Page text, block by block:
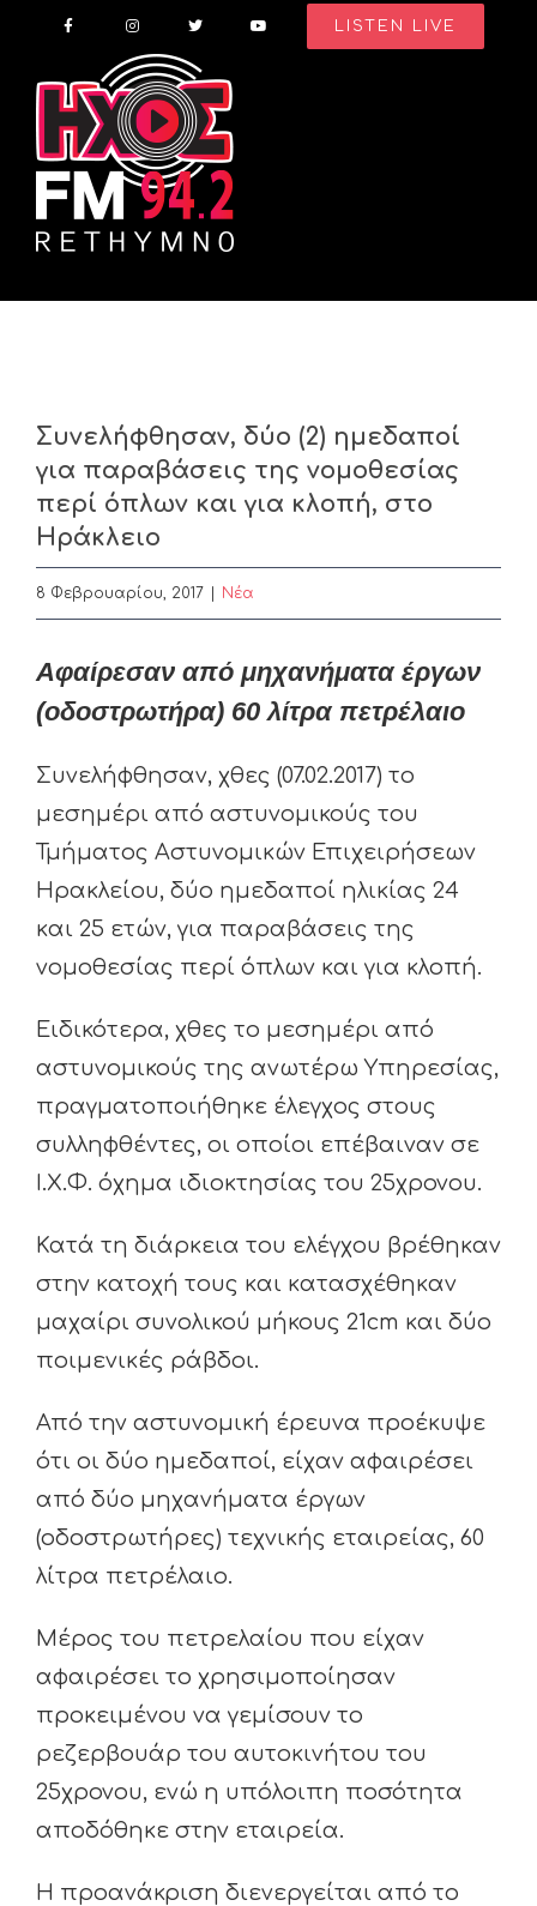
content
LISTEN LIVE
Συνελήφθησαν, δύο (2) ημεδαποί
για παραβάσεις της νομοθεσίας
περί όπλων και για κλοπή, στo
Ηράκλειο
8 Φεβρουαρίου, 2017 Nέα
Αφαίρεσαν από μηχανήματα έργων
(οδοστρωτήρα) 60 λίτρα πετρέλαιο
Συνελήφθησαν, χθες (07.02.2017) το
μεσημέρι από αστυνομικούς του
Τμήματος Αστυνομικών Επιχειρήσεων
Ηρακλείου, δύο ημεδαποί ηλικίας 24
και 25 ετών, για παραβάσεις της
νομοθεσίας περί όπλων και για κλοπή.
Ειδικότερα, χθες το μεσημέρι από
αστυνομικούς της ανωτέρω Υπηρεσίας,
πραγματοποιήθηκε έλεγχος στους
συλληφθέντες, οι οποίοι επέβαιναν σε
Ι.Χ.Φ. όχημα ιδιοκτησίας του 25χρονου.
Κατά τη διάρκεια του ελέγχου βρέθηκαν
στην κατοχή τους και κατασχέθηκαν
μαχαίρι συνολικού μήκους 21cm και δύο
ποιμενικές ράβδοι.
Από την αστυνομική έρευνα προέκυψε
ότι οι δύο ημεδαποί, είχαν αφαιρέσει
από δύο μηχανήματα έργων
(οδοστρωτήρες) τεχνικής εταιρείας, 60
λίτρα πετρέλαιο.
Μέρος του πετρελαίου που είχαν
αφαιρέσει το χρησιμοποίησαν
προκειμένου να γεμίσουν το
ρεζερβουάρ του αυτοκινήτου του
25χρονου, ενώ η υπόλοιπη ποσότητα
αποδόθηκε στην εταιρεία.
Η προανάκριση διενεργείται από το